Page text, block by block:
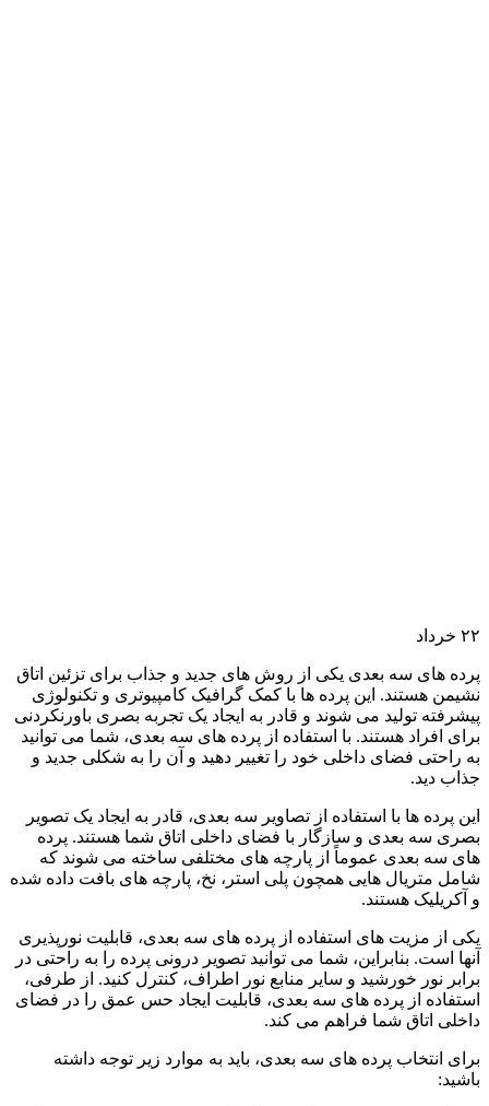
۲۲ خرداد
پرده های سه بعدی یکی از روش های جدید و جذاب برای تزئین اتاق
نشیمن هستند. این پرده ها با کمک گرافیک کامپیوتری و تکنولوژی
پیشرفته تولید می شوند و قادر به ایجاد یک تجربه بصری باورنکردنی
برای افراد هستند. با استفاده از پرده های سه بعدی، شما می توانید
به راحتی فضای داخلی خود را تغییر دهید و آن را به شکلی جدید و
جذاب دید.
این پرده ها با استفاده از تصاویر سه بعدی، قادر به ایجاد یک تصویر
بصری سه بعدی و سازگار با فضای داخلی اتاق شما هستند. پرده
های سه بعدی عموماً از پارچه های مختلفی ساخته می شوند که
شامل متریال هایی همچون پلی استر، نخ، پارچه های بافت داده شده
و آکریلیک هستند.
یکی از مزیت های استفاده از پرده های سه بعدی، قابلیت نورپذیری
آنها است. بنابراین، شما می توانید تصویر درونی پرده را به راحتی در
برابر نور خورشید و سایر منابع نور اطراف، کنترل کنید. از طرفی،
استفاده از پرده های سه بعدی، قابلیت ایجاد حس عمق را در فضای
داخلی اتاق شما فراهم می کند.
برای انتخاب پرده های سه بعدی، باید به موارد زیر توجه داشته
باشید: